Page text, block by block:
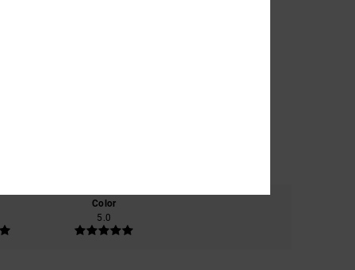
Color
5.0